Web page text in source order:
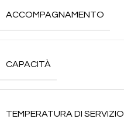
ACCOMPAGNAMENTO
CAPACITÀ
TEMPERATURA DI SERVIZIO